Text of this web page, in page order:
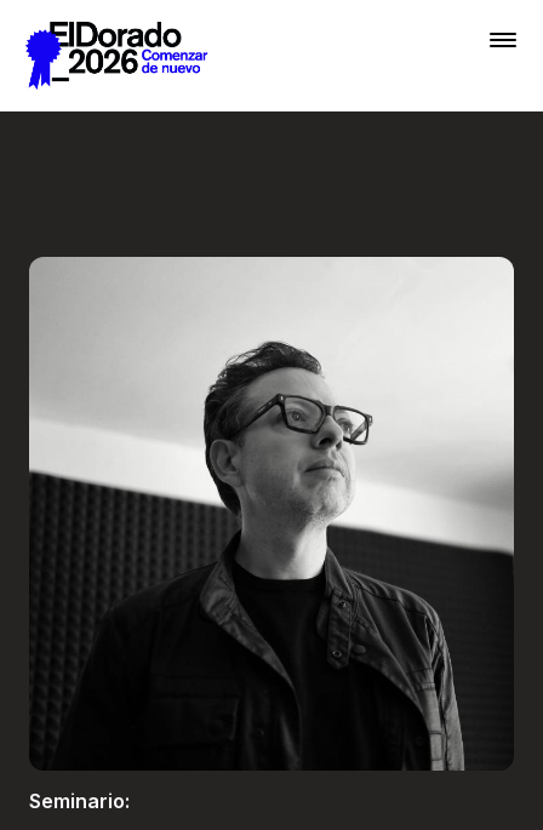
Saltar al contenido principal
Inscribir
Boletería
Seminario: